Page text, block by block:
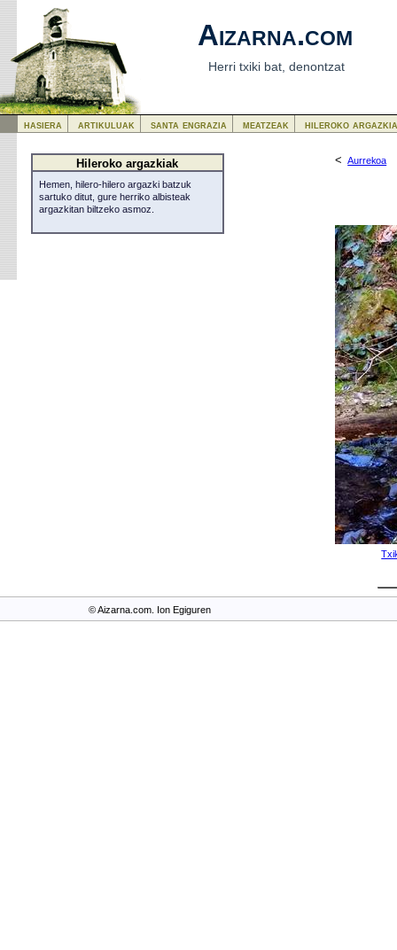
Aizarna.com
Herri txiki bat, denontzat
<Aurrekoa
Hileroko argazkiak
Hemen, hilero-hilero argazki batzuk
sartuko ditut, gure herriko albisteak
argazkitan biltzeko asmoz.
hasiera artikuluak santa engrazia meatzeak hileroko
© Aizarna.com. Ion Egiguren